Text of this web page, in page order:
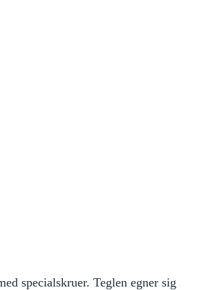
specialskruer. Teglen egner sig